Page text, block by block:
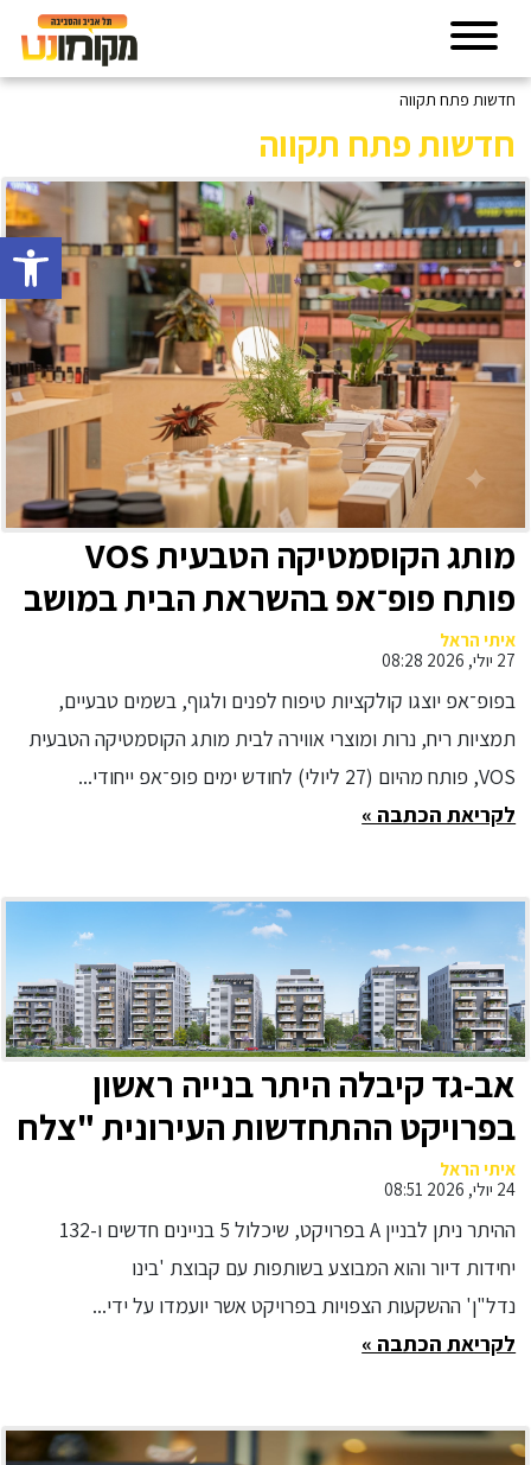
פתח
חדשות פתח תקווה
חדשות פתח תקווה
מותג הקוסמטיקה הטבעית VOS
פותח פופ־אפ בהשראת הבית במושב
- בעופר הקניון הגדול
איתי הראל
27 יולי, 2026 08:28
בפופ־אפ יוצגו קולקציות טיפוח לפנים ולגוף, בשמים טבעיים,
תמציות ריח, נרות ומוצרי אווירה לבית מותג הקוסמטיקה הטבעית
VOS, פותח מהיום (27 ליולי) לחודש ימים פופ־אפ ייחודי...
לקריאת הכתבה »
אב-גד קיבלה היתר בנייה ראשון
בפרויקט ההתחדשות העירונית "צלח
שלום" בשכונת עמישב בפתח תקווה
איתי הראל
24 יולי, 2026 08:51
ההיתר ניתן לבניין A בפרויקט, שיכלול 5 בניינים חדשים ו-132
יחידות דיור והוא המבוצע בשותפות עם קבוצת 'בינו
נדל"ן' ההשקעות הצפויות בפרויקט אשר יועמדו על ידי...
לקריאת הכתבה »